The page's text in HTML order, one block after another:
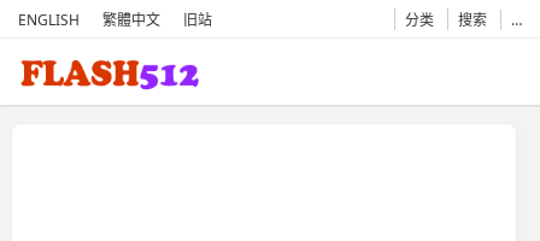
ENGLISH 繁體中文 旧站 分类 搜索 …